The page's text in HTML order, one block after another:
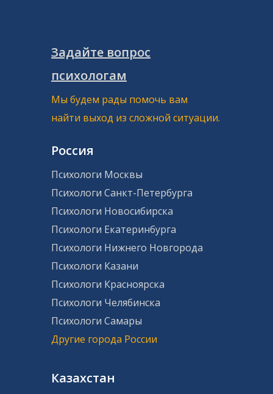
Задайте вопрос
психологам
Мы будем рады помочь вам
найти выход из сложной ситуации.
Россия
Психологи Москвы
Психологи Санкт-Петербурга
Психологи Новосибирска
Психологи Екатеринбурга
Психологи Нижнего Новгорода
Психологи Казани
Психологи Красноярска
Психологи Челябинска
Психологи Самары
Другие города России
Казахстан